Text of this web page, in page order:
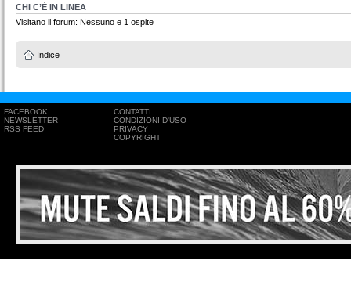
CHI C’È IN LINEA
Visitano il forum: Nessuno e 1 ospite
Indice
FACEBOOK
NEWSLETTER
RSS FEED
CONTATTI
CONDIZIONI D'USO
PRIVACY
COPYRIGHT